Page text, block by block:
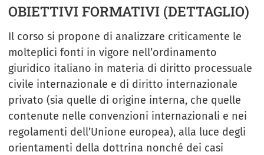
OBIETTIVI FORMATIVI (DETTAGLIO)
Il corso si propone di analizzare criticamente le
molteplici fonti in vigore nell’ordinamento
giuridico italiano in materia di diritto processuale
civile internazionale e di diritto internazionale
privato (sia quelle di origine interna, che quelle
contenute nelle convenzioni internazionali e nei
regolamenti dell’Unione europea), alla luce degli
orientamenti della dottrina nonché dei casi